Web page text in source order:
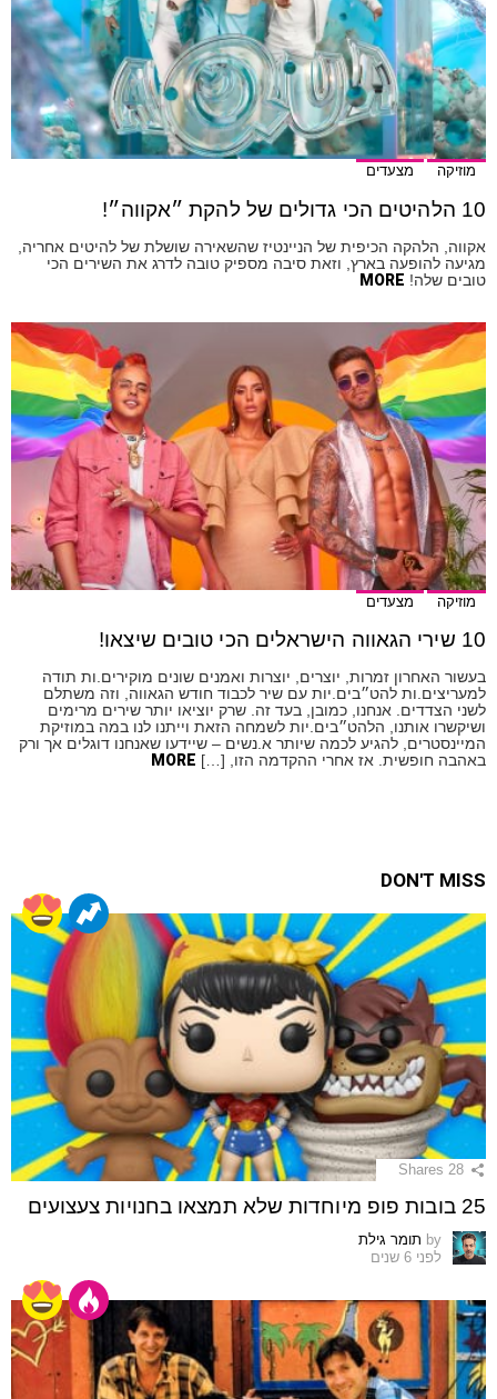
מוזיקה מצעדים
10 הלהיטים הכי גדולים של להקת ״אקווה״!
אקווה, הלהקה הכיפית של הניינטיז שהשאירה שושלת של להיטים אחריה,
מגיעה להופעה בארץ, וזאת סיבה מספיק טובה לדרג את השירים הכי
טובים שלה! MORE
מוזיקה מצעדים
10 שירי הגאווה הישראלים הכי טובים שיצאו!
בעשור האחרון זמרות, יוצרים, יוצרות ואמנים שונים מוקירים.ות תודה
למעריצים.ות להט״בים.יות עם שיר לכבוד חודש הגאווה, וזה משתלם
לשני הצדדים. אנחנו, כמובן, בעד זה. שרק יוציאו יותר שירים מרימים
ושיקשרו אותנו, הלהט״בים.יות לשמחה הזאת וייתנו לנו במה במוזיקת
המיינסטרים, להגיע לכמה שיותר א.נשים – שיידעו שאנחנו דוגלים אך ורק
באהבה חופשית. אז אחרי ההקדמה הזו, […] MORE
DON'T MISS
28
Shares
25 בובות פופ מיוחדות שלא תמצאו בחנויות צעצועים
by תומר גילת
לפני 6 שנים